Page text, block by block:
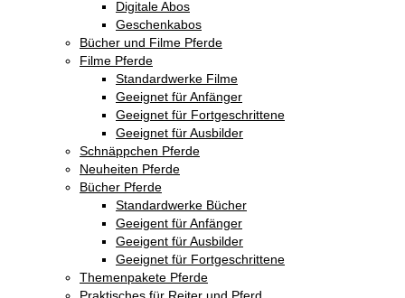
Digitale Abos
Geschenkabos
Bücher und Filme Pferde
Filme Pferde
Standardwerke Filme
Geeignet für Anfänger
Geeignet für Fortgeschrittene
Geeignet für Ausbilder
Schnäppchen Pferde
Neuheiten Pferde
Bücher Pferde
Standardwerke Bücher
Geeigent für Anfänger
Geeigent für Ausbilder
Geeignet für Fortgeschrittene
Themenpakete Pferde